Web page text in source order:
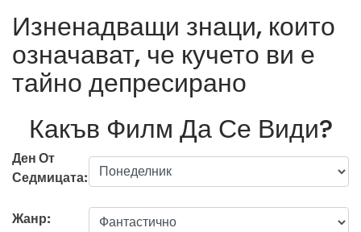
Изненадващи знаци, които
означават, че кучето ви е
тайно депресирано
Какъв Филм Да Се Види?
Ден От
Седмицата:
Жанр: